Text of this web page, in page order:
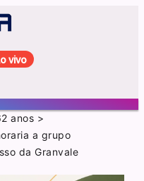
vivo
anos >
a grupo
da Granvale